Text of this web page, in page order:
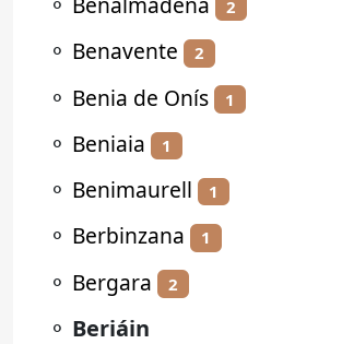
2
⚬ Benavente 2
⚬ Benia de Onís 1
⚬ Beniaia 1
⚬ Benimaurell 1
⚬ Berbinzana 1
⚬ Bergara 2
⚬ Beriáin